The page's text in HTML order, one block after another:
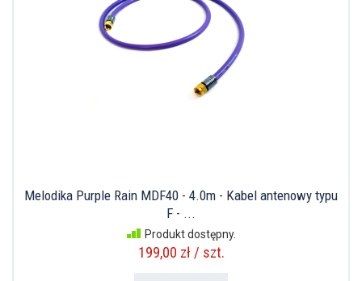
Melodika Purple Rain MDF40 - 4.0m - Kabel antenowy typu
F - ...
Produkt dostępny.
199,00 zł / szt.